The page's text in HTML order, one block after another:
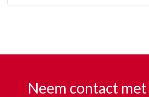
Neem contact